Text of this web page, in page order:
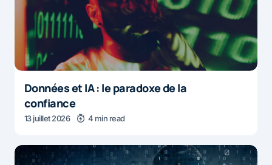
Données et IA : le paradoxe de la
confiance
13 juillet 2026 4 min read